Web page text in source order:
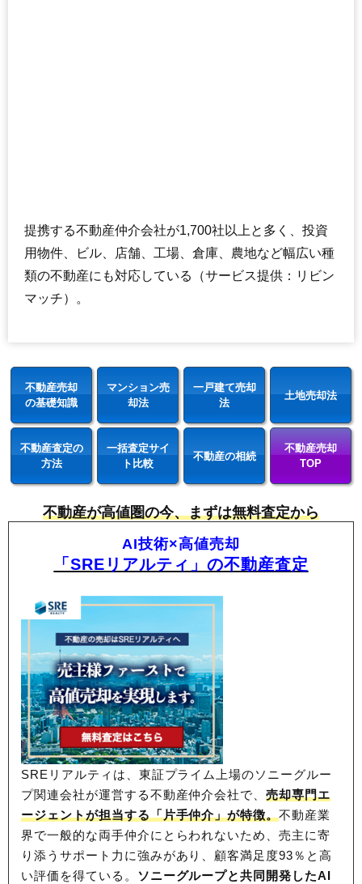
提携する不動産仲介会社が1,700社以上と多く、投資
用物件、ビル、店舗、工場、倉庫、農地など幅広い種
類の不動産にも対応している（サービス提供：リビン
マッチ）。
不動産売却
の基礎知識
マンション売
却法
一戸建て売却
法
土地売却法
不動産査定の
方法
一括査定サイ
ト比較
不動産の相続
不動産売却
TOP
不動産が高値圏の今、まずは無料査定から
AI技術×高値売却
「SREリアルティ」の不動産査定
SREリアルティは、東証プライム上場のソニーグルー
プ関連会社が運営する不動産仲介会社で、売却専門エ
ージェントが担当する「片手仲介」が特徴。不動産業
界で一般的な両手仲介にとらわれないため、売主に寄
り添うサポート力に強みがあり、顧客満足度93％と高
い評価を得ている。 ソニーグループと共同開発したAI